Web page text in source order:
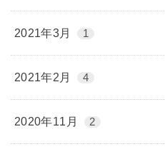
2021年3月 1
2021年2月 4
2020年11月 2